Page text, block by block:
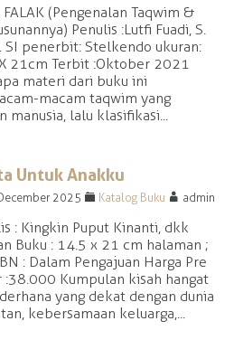
(Pengenalan Taqwim &
Penulis :Lutfi Fuadi, S.
SI penerbit: Stelkendo ukuran:
21cm Terbit :Oktober 2021
materi dari buku ini
macam taqwim yang
manusia, lalu klasifikasi...
Untuk Anakku
2025 F Katalog Buku A admin
: Kingkin Puput Kinanti, dkk
Buku : 14.5 x 21 cm halaman ;
: Dalam Pengajuan Harga Pre
:38.000 Kumpulan kisah hangat
yang dekat dengan dunia
kebersamaan keluarga,...